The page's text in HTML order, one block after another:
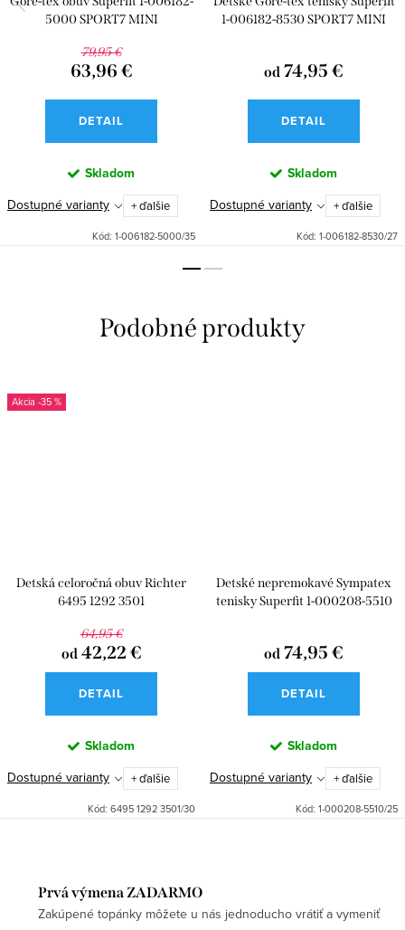
5000 SPORT7 MINI
79,95 €
63,96 €
DETAIL
Skladom
Dostupné varianty + ďalšie
Kód: 1-006182-5000/35
1-006182-8530 SPORT7 MINI
od 74,95 €
DETAIL
Skladom
Dostupné varianty + ďalšie
Kód: 1-006182-8530/27
-35 %
Detská celoročná obuv Richter
6495 1292 3501
64,95 €
od42,22 €
DETAIL
Skladom
Dostupné varianty + ďalšie
Kód: 6495 1292 3501/30
Detské nepremokavé Sympatex
tenisky Superfit 1-000208-5510
od 74,95 €
DETAIL
Skladom
Dostupné varianty + ďalšie
Kód: 1-000208-5510/25
Prvá výmena ZADARMO
Zakúpené topánky môžete u nás jednoducho vrátiť a vymeniť